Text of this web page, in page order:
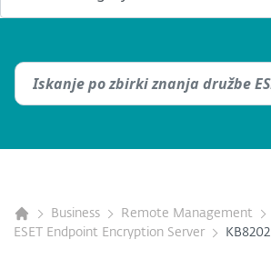
Business
Remote Management
ESET Endpoint Encryption Server
KB8202